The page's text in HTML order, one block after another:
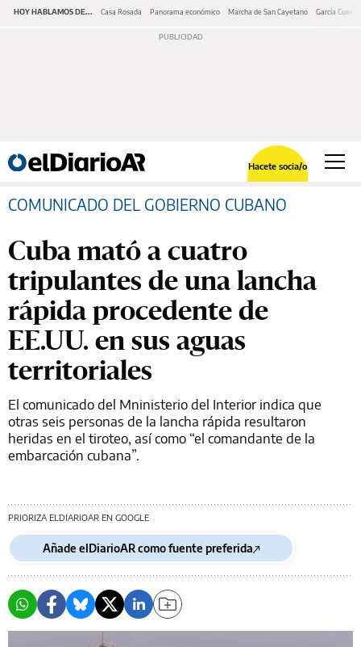
HOY HABLAMOS DE... Casa Rosada Panorama económico Marcha de San Cayetano García Cuerva
Hacete socia/o
COMUNICADO DEL GOBIERNO CUBANO
Cuba mató a cuatro
tripulantes de una lancha
rápida procedente de
EE.UU. en sus aguas
territoriales
El comunicado del Mninisterio del Interior indica que
otras seis personas de la lancha rápida resultaron
heridas en el tiroteo, así como “el comandante de la
embarcación cubana”.
PRIORIZA ELDIARIOAR EN GOOGLE
Añade elDiarioAR como fuente preferida